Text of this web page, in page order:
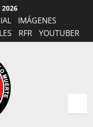
IMÁGENES
RFR YOUTUBER